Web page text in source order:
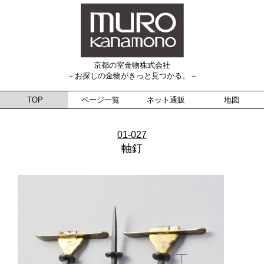
京都の室金物株式会社
－お探しの金物がきっと見つかる。－
TOP ページ一覧 ネット通販 地図
01-027
軸釘